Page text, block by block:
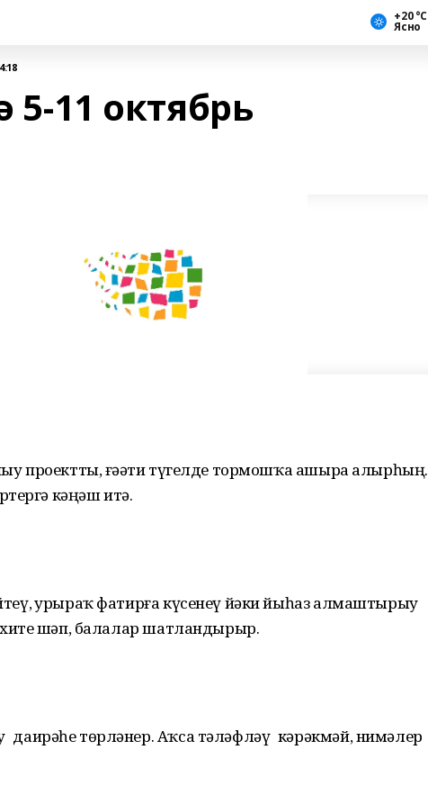
+20 °С
Ясно
11 октябрь
проектты, ғәҙәти түгелде тормошҡа ашыра алырһың.
кәңәш итә.
ҙурыраҡ фатирға күсенеү йәки йыһаз алмаштырыу
шәп, балалар шатландырыр.
төрләнер. Аҡса тәләфләү кәрәкмәй, нимәлер